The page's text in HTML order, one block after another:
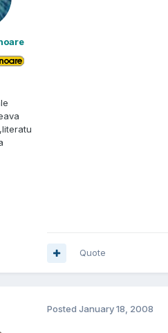
Quote
Posted January 18, 2008